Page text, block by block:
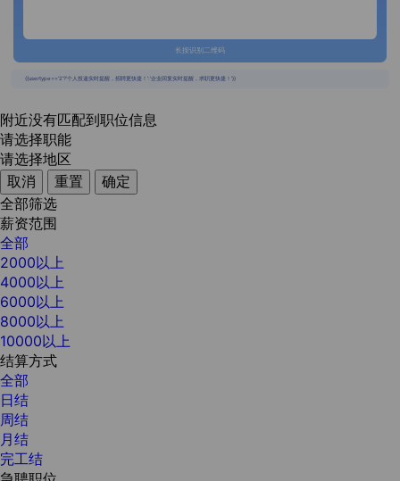
长按识别二维码
{{usertype=='2'?'个人投递实时提醒，招聘更快捷！':'企业回复实时提醒，求职更快捷！'}}
附近没有匹配到职位信息
请选择职能
请选择地区
取消
重置
确定
全部筛选
薪资范围
全部
2000以上
4000以上
6000以上
8000以上
10000以上
结算方式
全部
日结
周结
月结
完工结